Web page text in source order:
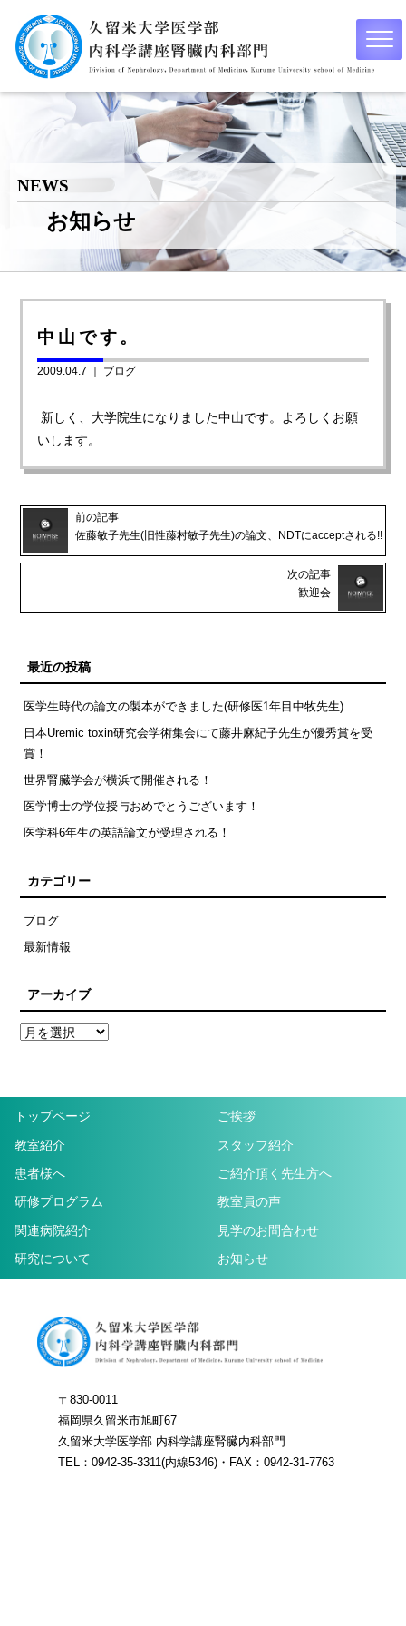
NEWS
お知らせ
中山です。
2009.04.7 ｜ ブログ
新しく、大学院生になりました中山です。よろしくお願
いします。
前の記事
佐藤敏子先生(旧性藤村敏子先生)の論文、NDTにacceptされる!!
次の記事
歓迎会
最近の投稿
医学生時代の論文の製本ができました(研修医1年目中牧先生)
日本Uremic toxin研究会学術集会にて藤井麻紀子先生が優秀賞を受
賞！
世界腎臓学会が横浜で開催される！
医学博士の学位授与おめでとうございます！
医学科6年生の英語論文が受理される！
カテゴリー
ブログ
最新情報
アーカイブ
トップページ
ご挨拶
教室紹介
スタッフ紹介
患者様へ
ご紹介頂く先生方へ
研修プログラム
教室員の声
関連病院紹介
見学のお問合わせ
研究について
お知らせ
〒830-0011
福岡県久留米市旭町67
久留米大学医学部 内科学講座腎臓内科部門
TEL：0942-35-3311(内線5346)・FAX：0942-31-7763